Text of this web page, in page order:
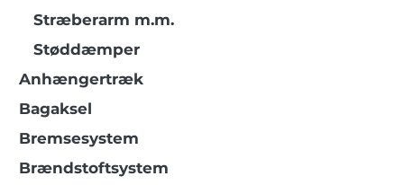
Stræberarm m.m.
Støddæmper
Anhængertræk
Bagaksel
Bremsesystem
Brændstoftsystem